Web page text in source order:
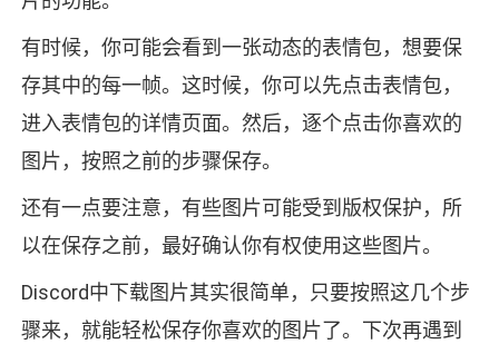
有时候，你可能会看到一张动态的表情包，想要保
存其中的每一帧。这时候，你可以先点击表情包，
进入表情包的详情页面。然后，逐个点击你喜欢的
图片，按照之前的步骤保存。
还有一点要注意，有些图片可能受到版权保护，所
以在保存之前，最好确认你有权使用这些图片。
Discord中下载图片其实很简单，只要按照这几个步
骤来，就能轻松保存你喜欢的图片了。下次再遇到